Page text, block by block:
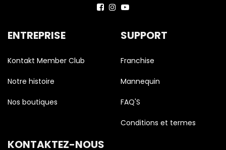
ENTREPRISE
Kontakt Member Club
Notre histoire
Nos boutiques
SUPPORT
Franchise
Mannequin
FAQ'S
Conditions et termes
KONTAKTEZ-NOUS